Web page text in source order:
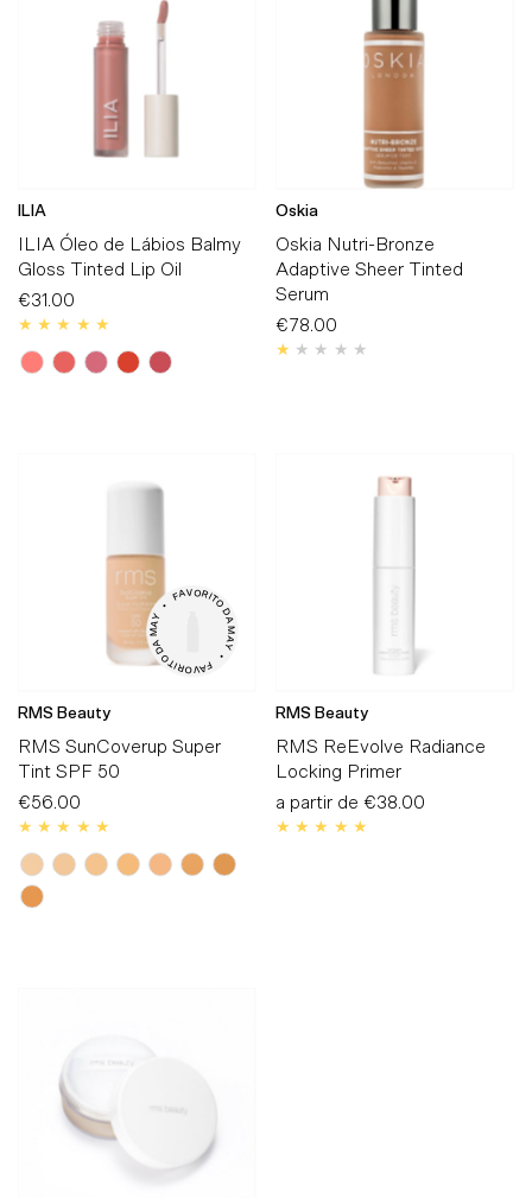
ILIA
ILIA Óleo de Lábios Balmy
Gloss Tinted Lip Oil
Preço
Normal
€31.00
Oskia
Oskia Nutri-Bronze
Adaptive Sheer Tinted
Serum
Preço
Normal
€78.00
•
F A V O R I
T
O
D
A
M
A
Y
•
F
A
V
O
R
I
T
O
D
A
M
A
Y
RMS Beauty
RMS SunCoverup Super
Tint SPF 50
Preço
Normal
€56.00
RMS Beauty
RMS ReEvolve Radiance
Locking Primer
Preço
Normal
a partir de €38.00